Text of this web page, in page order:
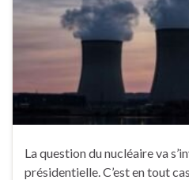
La question du nucléaire va
présidentielle. C’est en tout